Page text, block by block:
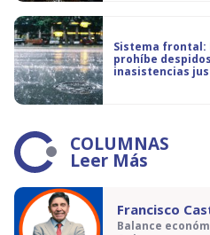
Sistema frontal:
prohíbe
inasistencias
COLUMNAS
Leer Más
Francisco
Balance